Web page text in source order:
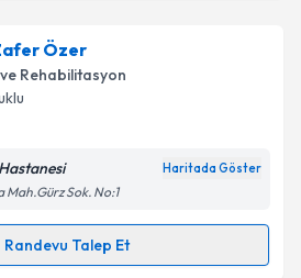
Talebini Gönder
Doğan Duran
Size bu uzmandan randevu
hazırlandığında e-posta ile
işlenmesine ilişkinAydınlatma
Özer
ve Rehabilitasyon
Haritada Göster
Sok. No:1
Randevu Talep Et
Talebi